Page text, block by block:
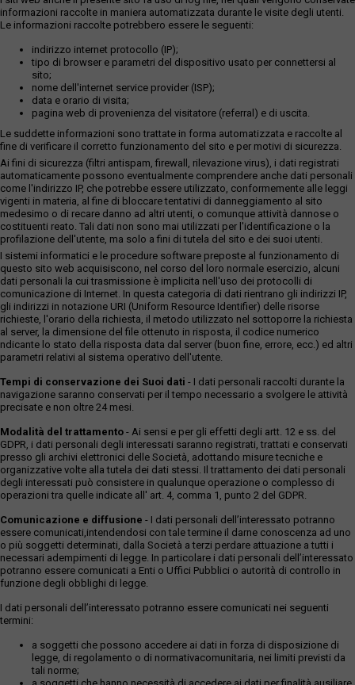
informazioni raccolte in maniera automatizzata durante le visite degli utenti.
Le informazioni raccolte potrebbero essere le seguenti:
indirizzo internet protocollo (IP);
tipo di browser e parametri del dispositivo usato per connettersi al
sito;
nome dell'internet service provider (ISP);
data e orario di visita;
pagina web di provenienza del visitatore (referral) e di uscita.
Le suddette informazioni sono trattate in forma automatizzata e raccolte al
fine di verificare il corretto funzionamento del sito e per motivi di sicurezza.
Ai fini di sicurezza (filtri antispam, firewall, rilevazione virus), i dati registrati
automaticamente possono eventualmente comprendere anche dati personali
come l'indirizzo IP, che potrebbe essere utilizzato, conformemente alle leggi
vigenti in materia, al fine di bloccare tentativi di danneggiamento al sito
medesimo o di recare danno ad altri utenti, o comunque attività dannose o
costituenti reato. Tali dati non sono mai utilizzati per l'identificazione o la
profilazione dell'utente, ma solo a fini di tutela del sito e dei suoi utenti.
I sistemi informatici e le procedure software preposte al funzionamento di
questo sito web acquisiscono, nel corso del loro normale esercizio, alcuni
dati personali la cui trasmissione è implicita nell'uso dei protocolli di
comunicazione di Internet. In questa categoria di dati rientrano gli indirizzi IP,
gli indirizzi in notazione URI (Uniform Resource Identifier) delle risorse
richieste, l'orario della richiesta, il metodo utilizzato nel sottoporre la richiesta
al server, la dimensione del file ottenuto in risposta, il codice numerico
ndicante lo stato della risposta data dal server (buon fine, errore, ecc.) ed altri
parametri relativi al sistema operativo dell'utente.
Tempi di conservazione dei Suoi dati - I dati personali raccolti durante la
navigazione saranno conservati per il tempo necessario a svolgere le attività
precisate e non oltre 24 mesi.
Modalità del trattamento - Ai sensi e per gli effetti degli artt. 12 e ss. del
GDPR, i dati personali degli interessati saranno registrati, trattati e conservati
presso gli archivi elettronici delle Società, adottando misure tecniche e
organizzative volte alla tutela dei dati stessi. Il trattamento dei dati personali
degli interessati può consistere in qualunque operazione o complesso di
operazioni tra quelle indicate all' art. 4, comma 1, punto 2 del GDPR.
Comunicazione e diffusione - I dati personali dell’interessato potranno
essere comunicati,intendendosi con tale termine il darne conoscenza ad uno
o più soggetti determinati, dalla Società a terzi perdare attuazione a tutti i
necessari adempimenti di legge. In particolare i dati personali dell’interessato
potranno essere comunicati a Enti o Uffici Pubblici o autorità di controllo in
funzione degli obblighi di legge.
I dati personali dell’interessato potranno essere comunicati nei seguenti
termini:
a soggetti che possono accedere ai dati in forza di disposizione di
legge, di regolamento o di normativacomunitaria, nei limiti previsti da
tali norme;